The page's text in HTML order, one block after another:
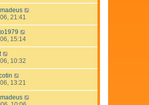
21:41
15:14
10:32
13:21